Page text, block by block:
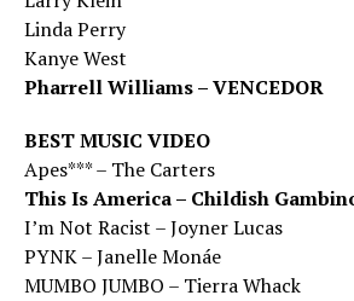
Linda Perry
Kanye West
Pharrell Williams – VENCEDOR
BEST MUSIC VIDEO
Apes*** – The Carters
This Is America – Childish
I’m Not Racist – Joyner Lucas
PYNK – Janelle Monáe
MUMBO JUMBO – Tierra Whack